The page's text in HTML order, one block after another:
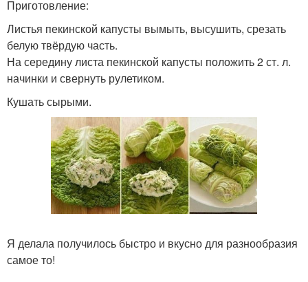
Приготовление:
Листья пекинской капусты вымыть, высушить, срезать
белую твёрдую часть.
На середину листа пекинской капусты положить 2 ст. л.
начинки и свернуть рулетиком.
Кушать сырыми.
Я делала получилось быстро и вкусно для разнообразия
самое то!